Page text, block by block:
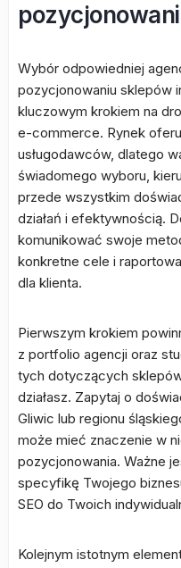
Wybór odpowiedniej
pozycjonowaniu sklepów
kluczowym krokiem na
e-commerce. Rynek
usługodawców, dlatego
świadomego wyboru,
przede wszystkim
działań i efektywnością.
komunikować swoje
konkretne cele i
dla klienta.
Pierwszym krokiem
z portfolio agencji oraz
tych dotyczących
działasz. Zapytaj o
Gliwic lub regionu
może mieć znaczenie w
pozycjonowania. Ważne
specyfikę Twojego
SEO do Twoich
Kolejnym istotnym